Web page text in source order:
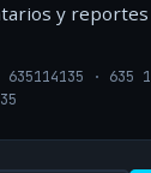
y
635114135 · 635